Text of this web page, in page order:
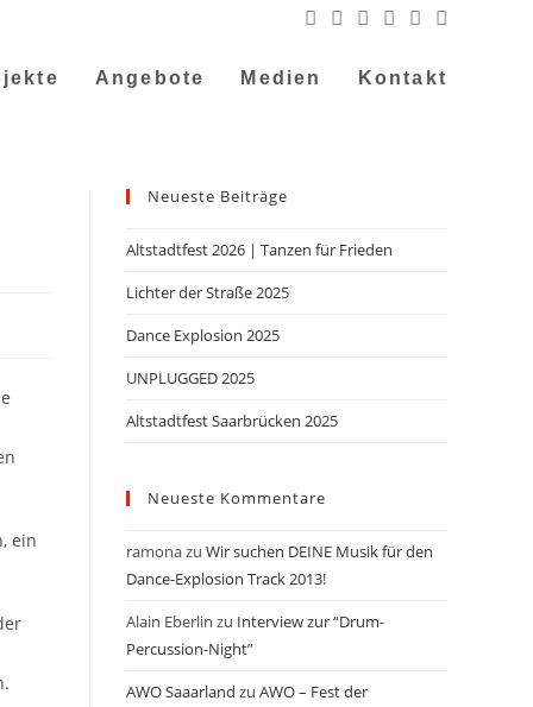
Angebote Medien Kontakt
ein
Neueste Beiträge
Altstadtfest 2026 | Tanzen für Frieden
Lichter der Straße 2025
Dance Explosion 2025
UNPLUGGED 2025
Altstadtfest Saarbrücken 2025
Neueste Kommentare
ramonazu Wir suchen DEINE Musik für den
Dance-Explosion Track 2013!
Alain Eberlin zu Interview zur “Drum-
Percussion-Night”
AWO Saaarland zu AWO – Fest der